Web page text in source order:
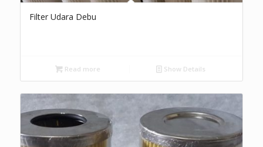
Filter Udara Debu
Read more Show Details